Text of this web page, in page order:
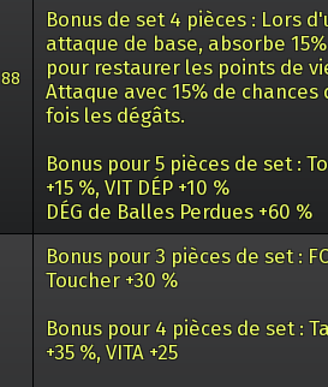
88
Bonus de set 4 pièces : Lors
attaque de base, absorbe
pour restaurer les points de
Attaque avec 15% de chances
fois les dégâts.
Bonus pour 5 pièces de set :
+15 %, VIT DÉP +10 %
DÉG de Balles Perdues +60 %
Bonus pour 3 pièces de set :
Toucher +30 %
Bonus pour 4 pièces de set :
+35 %, VITA +25